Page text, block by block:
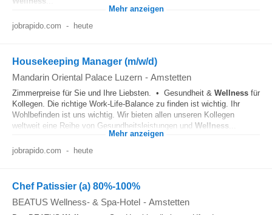
Mehr anzeigen
jobrapido.com - heute
Housekeeping Manager (m/w/d)
Mandarin Oriental Palace Luzern - Amstetten
Zimmerpreise für Sie und Ihre Liebsten. • Gesundheit & Wellness für
Kollegen. Die richtige Work-Life-Balance zu finden ist wichtig. Ihr
Wohlbefinden ist uns wichtig. Wir bieten allen unseren Kollegen
weltweit eine Reihe von Gesundheitsleistungen und Wellness
Mehr anzeigen
jobrapido.com - heute
Chef Patissier (a) 80%-100%
BEATUS Wellness- & Spa-Hotel - Amstetten